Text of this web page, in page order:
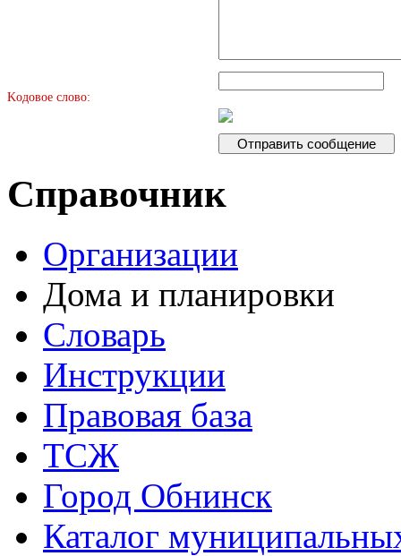
Kодовое слово:
Справочник
Организации
Дома и планировки
Словарь
Инструкции
Правовая база
ТСЖ
Город Обнинск
Каталог